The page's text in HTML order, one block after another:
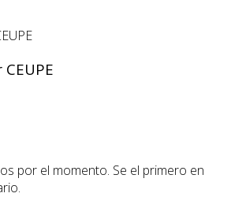
por el momento. Se el primero en